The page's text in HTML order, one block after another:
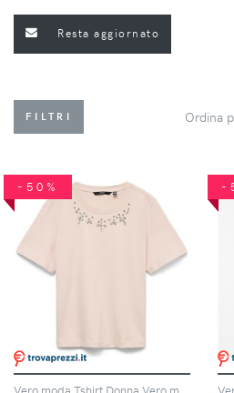
Resta aggiornato
FILTRI Ordina
-50% -